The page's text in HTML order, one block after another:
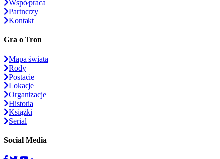
Współpraca
Partnerzy
Kontakt
Gra o Tron
Mapa świata
Rody
Postacie
Lokacje
Organizacje
Historia
Książki
Serial
Social Media